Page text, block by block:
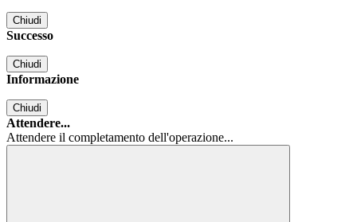
Chiudi
Successo
Chiudi
Informazione
Chiudi
Attendere...
Attendere il completamento dell'operazione...